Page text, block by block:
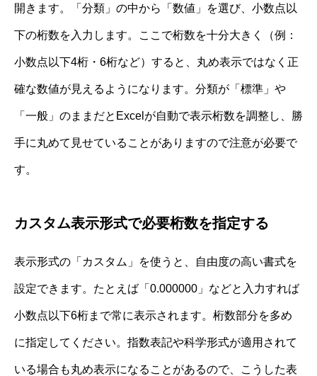
開きます。「分類」の中から「数値」を選び、小数点以
下の桁数を入力します。ここで桁数を十分大きく（例：
小数点以下4桁・6桁など）すると、丸め表示ではなく正
確な数値が見えるようになります。分類が「標準」や
「一般」のままだとExcelが自動で表示桁数を調整し、勝
手に丸めて見せていることがありますので注意が必要で
す。
カスタム表示形式で必要桁数を指定する
表示形式の「カスタム」を使うと、自由度の高い書式を
設定できます。たとえば「0.000000」などと入力すれば
小数点以下6桁まで常に表示されます。桁数部分を多め
に指定してください。指数表記や科学形式が適用されて
いる場合も丸め表示になることがあるので、こうした表